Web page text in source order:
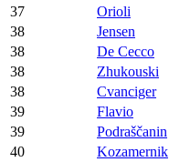
37 Orioli
38
Jensen
38
De Cecco
38
Zhukouski
38
Cvanciger
39
Flavio
39
Podraščanin
40
Kozamernik